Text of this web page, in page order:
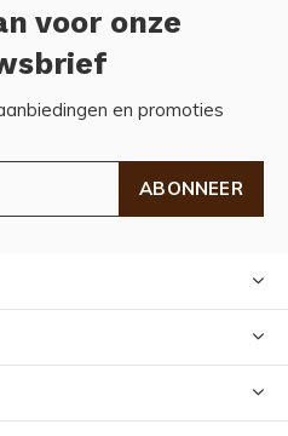
voor onze
en promoties
ABONNEER